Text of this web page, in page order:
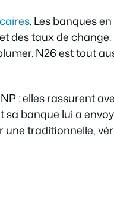
. Les banques
des taux de
N26 est tout
: elles rassurent
sa banque lui a
une traditionnelle,